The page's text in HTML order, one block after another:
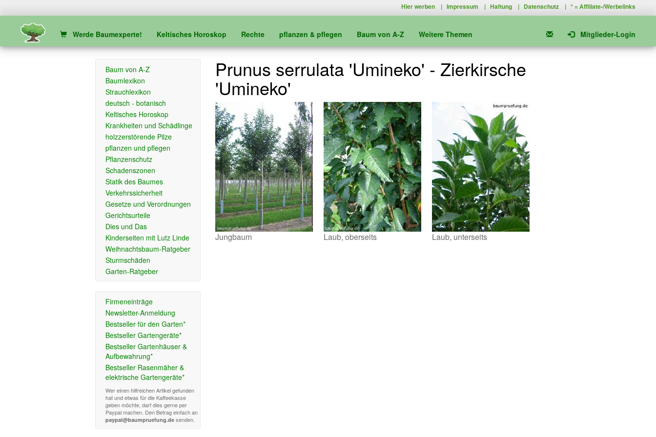
Hier werben |Impressum |Haftung | Datenschutz | * =Affiliate-/Werbelinks
Werde Baumexperte! Keltisches Horoskop Rechte pflanzen & pflegen Baum von A-Z Weitere Themen Mitglieder-Login
Baum von A-Z
Baumlexikon
Strauchlexikon
deutsch - botanisch
Keltisches Horoskop
Krankheiten und Schädlinge
holzzerstörende Pilze
pflanzen und pflegen
Pflanzenschutz
Schadenszonen
Statik des Baumes
Verkehrssicherheit
Gesetze und Verordnungen
Gerichtsurteile
Dies und Das
Kinderseiten mit Lutz Linde
Weihnachtsbaum-Ratgeber
Sturmschäden
Garten-Ratgeber
Firmeneinträge
Newsletter-Anmeldung
Bestseller für den Garten*
Bestseller Gartengeräte*
Bestseller Gartenhäuser &
Aufbewahrung*
Bestseller Rasenmäher &
elektrische Gartengeräte*
Wer einen hilfreichen Artikel gefunden
hat und etwas für die Kaffeekasse
geben möchte, darf dies gerne per
Paypal machen. Den Betrag einfach an
paypal@baumpruefung.de senden.
Prunus serrulata 'Umineko' - Zierkirsche
'Umineko'
Jungbaum Laub, oberseits Laub, unterseits